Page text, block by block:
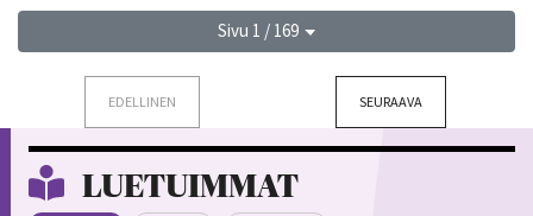
Sivu 1 / 169
EDELLINEN SEURAAVA
LUETUIMMAT